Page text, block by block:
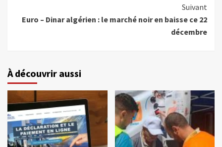
Suivant
Euro – Dinar algérien : le marché noir en baisse ce 22
décembre
À découvrir aussi